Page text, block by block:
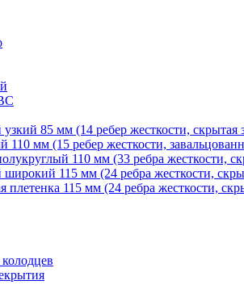
85 мм (14 ребер жесткости, скрытая
110 мм (15 ребер жесткости,
110 мм (33 ребра жесткости,
115 мм (24 ребра жесткости,
115 мм (24 ребра жесткости,